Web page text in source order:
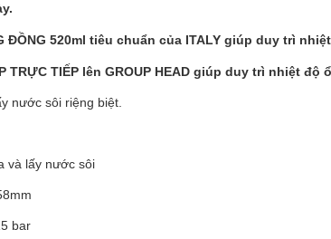
ĐỒNG 520ml tiêu chuẩn của ITALY giúp duy trì
TRỰC TIẾP lên GROUP HEAD giúp duy trì nhiệt độ
nước sôi riệng biệt.
và lấy nước sôi
bar